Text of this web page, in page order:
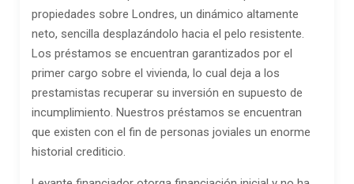
propiedades sobre Londres, un dinámico altamente
neto, sencilla desplazándolo hacia el pelo resistente.
Los préstamos se encuentran garantizados por el
primer cargo sobre el vivienda, lo cual deja a los
prestamistas recuperar su inversión en supuesto de
incumplimiento. Nuestros préstamos se encuentran
que existen con el fin de personas joviales un enorme
historial crediticio.